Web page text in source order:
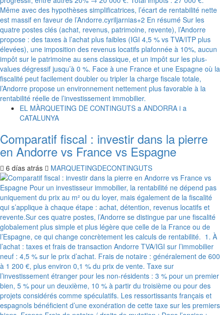
EL MÀRQUETING DE CONTINGUTS a ANDORRA i a
CATALUNYA
Comparatif fiscal : investir dans la pierre
en Andorre vs France vs Espagne
6 días atrás MARQUETINGDECONTINGUTS